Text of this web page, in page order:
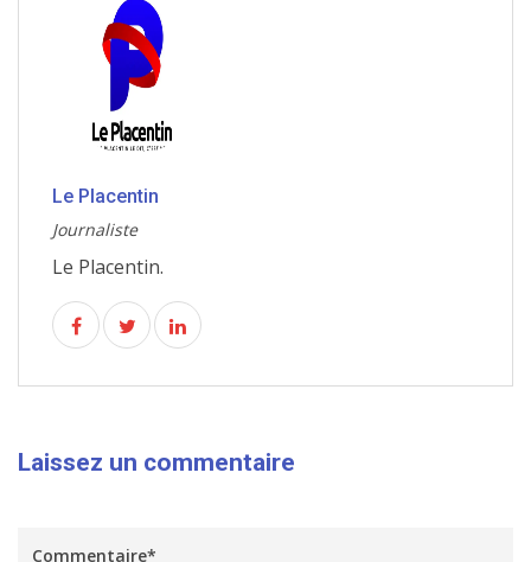
Le Placentin
Journaliste
Le Placentin.
Laissez un commentaire